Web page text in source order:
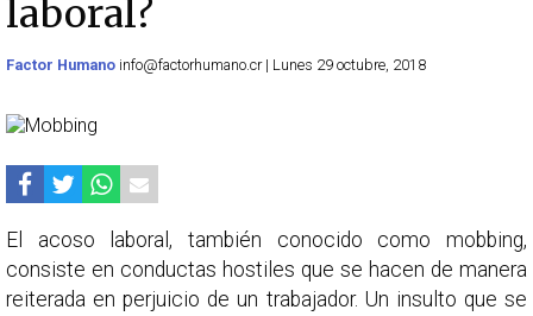
laboral?
Factor Humano info@factorhumano.cr | Lunes 29 octubre, 2018
El acoso laboral, también conocido como mobbing,
consiste en conductas hostiles que se hacen de manera
reiterada en perjuicio de un trabajador. Un insulto que se